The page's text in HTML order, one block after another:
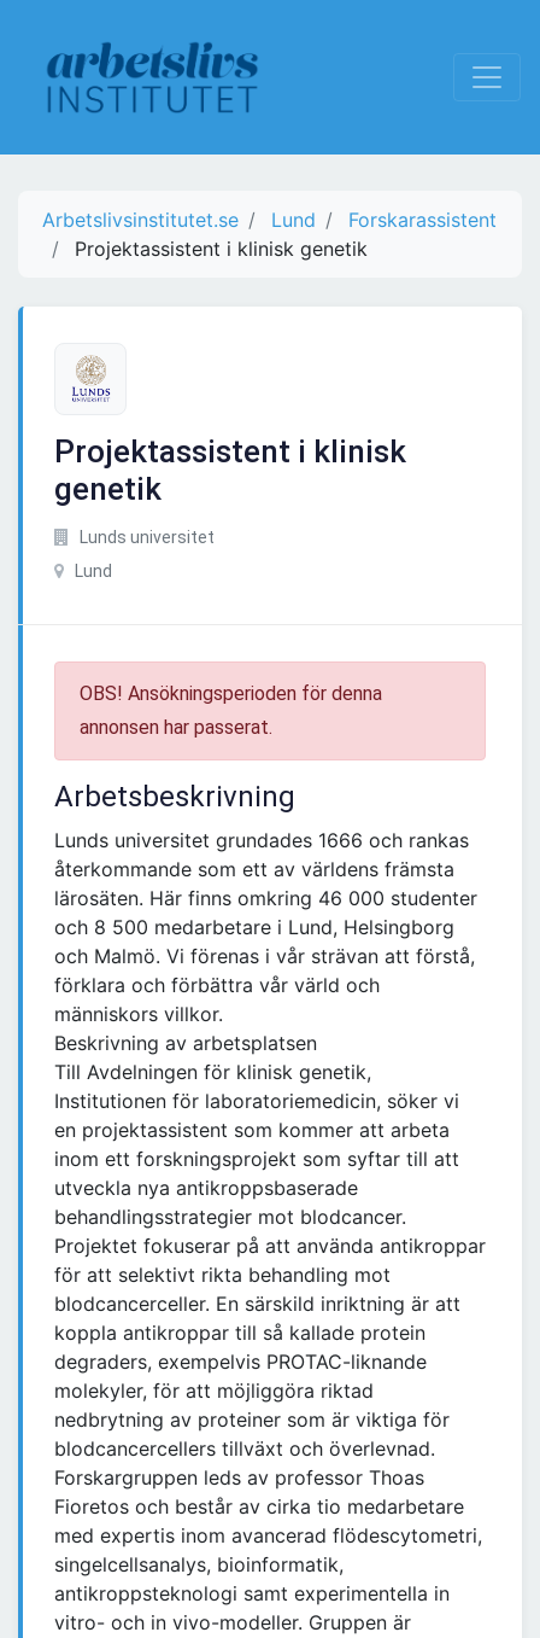
Arbetslivsinstitutet.se Lund
Forskarassistent
Projektassistent i klinisk genetik
Projektassistent i klinisk
genetik
Lunds universitet
Lund
OBS! Ansökningsperioden för denna
annonsen har passerat.
Arbetsbeskrivning
Lunds universitet grundades 1666 och rankas
återkommande som ett av världens främsta
lärosäten. Här finns omkring 46 000 studenter
och 8 500 medarbetare i Lund, Helsingborg
och Malmö. Vi förenas i vår strävan att förstå,
förklara och förbättra vår värld och
människors villkor.
Beskrivning av arbetsplatsen
Till Avdelningen för klinisk genetik,
Institutionen för laboratoriemedicin, söker vi
en projektassistent som kommer att arbeta
inom ett forskningsprojekt som syftar till att
utveckla nya antikroppsbaserade
behandlingsstrategier mot blodcancer.
Projektet fokuserar på att använda antikroppar
för att selektivt rikta behandling mot
blodcancerceller. En särskild inriktning är att
koppla antikroppar till så kallade protein
degraders, exempelvis PROTAC-liknande
molekyler, för att möjliggöra riktad
nedbrytning av proteiner som är viktiga för
blodcancercellers tillväxt och överlevnad.
Forskargruppen leds av professor Thoas
Fioretos och består av cirka tio medarbetare
med expertis inom avancerad flödescytometri,
singelcellsanalys, bioinformatik,
antikroppsteknologi samt experimentella in
vitro- och in vivo-modeller. Gruppen är